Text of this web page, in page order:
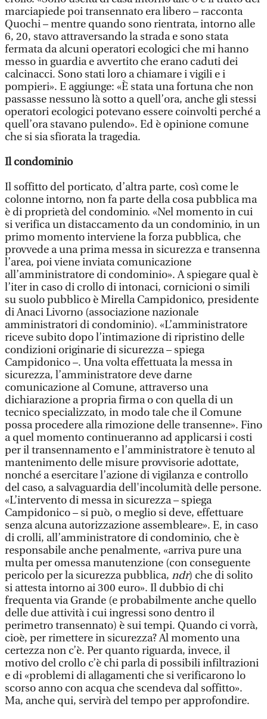
marciapiede poi transennato era libero – racconta
Quochi – mentre quando sono rientrata, intorno alle
6, 20, stavo attraversando la strada e sono stata
fermata da alcuni operatori ecologici che mi hanno
messo in guardia e avvertito che erano caduti dei
calcinacci. Sono stati loro a chiamare i vigili e i
pompieri». E aggiunge: «È stata una fortuna che non
passasse nessuno là sotto a quell’ora, anche gli stessi
operatori ecologici potevano essere coinvolti perché a
quell’ora stavano pulendo». Ed è opinione comune
che si sia sfiorata la tragedia.
Il condominio
Il soffitto del porticato, d’altra parte, così come le
colonne intorno, non fa parte della cosa pubblica ma
è di proprietà del condominio. «Nel momento in cui
si verifica un distaccamento da un condominio, in un
primo momento interviene la forza pubblica, che
provvede a una prima messa in sicurezza e transenna
l’area, poi viene inviata comunicazione
all’amministratore di condominio». A spiegare qual è
l’iter in caso di crollo di intonaci, cornicioni o simili
su suolo pubblico è Mirella Campidonico, presidente
di Anaci Livorno (associazione nazionale
amministratori di condominio). «L’amministratore
riceve subito dopo l’intimazione di ripristino delle
condizioni originarie di sicurezza – spiega
Campidonico –. Una volta effettuata la messa in
sicurezza, l’amministratore deve darne
comunicazione al Comune, attraverso una
dichiarazione a propria firma o con quella di un
tecnico specializzato, in modo tale che il Comune
possa procedere alla rimozione delle transenne». Fino
a quel momento continueranno ad applicarsi i costi
per il transennamento e l’amministratore è tenuto al
mantenimento delle misure provvisorie adottate,
nonché a esercitare l’azione di vigilanza e controllo
del caso, a salvaguardia dell'incolumità delle persone.
«L’intervento di messa in sicurezza – spiega
Campidonico – si può, o meglio si deve, effettuare
senza alcuna autorizzazione assembleare». E, in caso
di crolli, all’amministratore di condominio, che è
responsabile anche penalmente, «arriva pure una
multa per omessa manutenzione (con conseguente
pericolo per la sicurezza pubblica, ndr) che di solito
si attesta intorno ai 300 euro». Il dubbio di chi
frequenta via Grande (e probabilmente anche quello
delle due attività i cui ingressi sono dentro il
perimetro transennato) è sui tempi. Quando ci vorrà,
cioè, per rimettere in sicurezza? Al momento una
certezza non c’è. Per quanto riguarda, invece, il
motivo del crollo c’è chi parla di possibili infiltrazioni
e di «problemi di allagamenti che si verificarono lo
scorso anno con acqua che scendeva dal soffitto».
Ma, anche qui, servirà del tempo per approfondire.